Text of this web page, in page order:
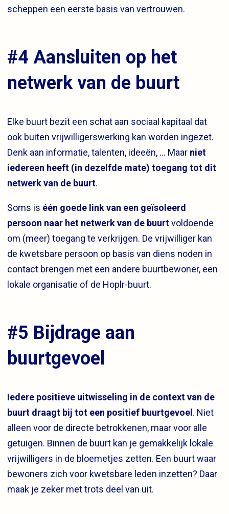
scheppen een eerste basis van vertrouwen.
#4 Aansluiten op het
netwerk van de buurt
Elke buurt bezit een schat aan sociaal kapitaal dat
ook buiten vrijwilligerswerking kan worden ingezet.
Denk aan informatie, talenten, ideeën, … Maar niet
iedereen heeft (in dezelfde mate) toegang tot dit
netwerk van de buurt.
Soms is één goede link van een geïsoleerd
persoon naar het netwerk van de buurtvoldoende
om (meer) toegang te verkrijgen. De vrijwilliger kan
de kwetsbare persoon op basis van diens noden in
contact brengen met een andere buurtbewoner, een
lokale organisatie of de Hoplr-buurt.
#5 Bijdrage aan
buurtgevoel
Iedere positieve uitwisseling in de context van de
buurt draagt bij tot een positief buurtgevoel . Niet
alleen voor de directe betrokkenen, maar voor alle
getuigen. Binnen de buurt kan je gemakkelijk lokale
vrijwilligers in de bloemetjes zetten. Een buurt waar
bewoners zich voor kwetsbare leden inzetten? Daar
maak je zeker met trots deel van uit.